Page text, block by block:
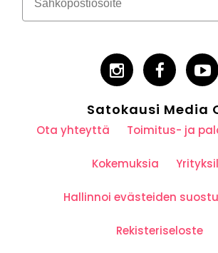
Satokausi Media
Ota yhteyttä Toimitus- ja
Kokemuksia
Hallinnoi evästeiden
Rekisteriseloste